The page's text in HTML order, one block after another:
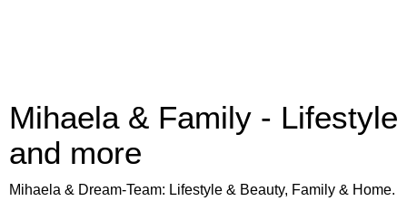
Mihaela & Family - Lifestyle
and more
Mihaela & Dream-Team: Lifestyle & Beauty, Family & Home.